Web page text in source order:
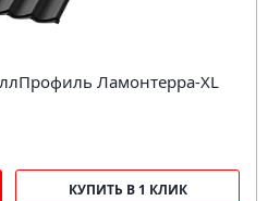
Ламонтерра-XL
КУПИТЬ В 1 КЛИК